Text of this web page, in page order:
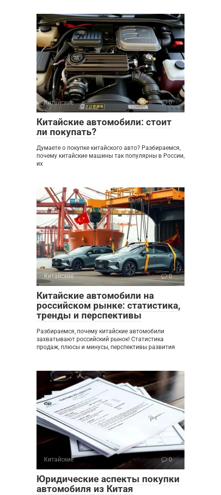
Китайские 0
Китайские автомобили: стоит
ли покупать?
Думаете о покупке китайского авто? Разбираемся,
почему китайские машины так популярны в России,
их
Китайские 0
Китайские автомобили на
российском рынке: статистика,
тренды и перспективы
Разбираемся, почему китайские автомобили
захватывают российский рынок! Статистика
продаж, плюсы и минусы, перспективы развития
Китайские 0
Юридические аспекты покупки
автомобиля из Китая